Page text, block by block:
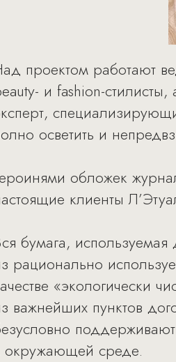
проектом работают
и fashion-
осветить и
обложек
клиенты
бумага,
рационально
«экологически
важнейших пунктов
окружающей среде.